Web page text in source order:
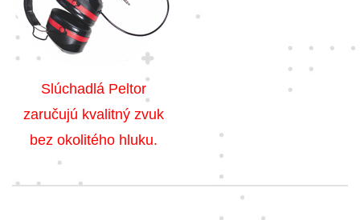
Slúchadlá Peltor
zaručujú kvalitný zvuk
bez okolitého hluku.